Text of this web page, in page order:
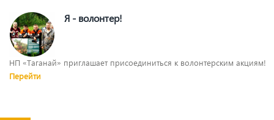
Я - волонтер!
НП «Таганай» приглашает присоединиться к волонтерским акциям!
Перейти